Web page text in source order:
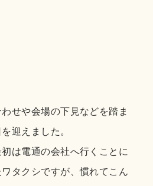
せや会場の下見などを踏ま
迎えました。
は電通の会社へ行くことに
タクシですが、慣れてこん